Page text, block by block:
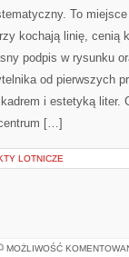
To
kochają linię, cenią
podpis w rysunku
od pierwszych
i estetyką liter.
[…]
LOTNICZE
MOŻLIWOŚĆ